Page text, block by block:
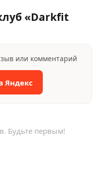
«Darkfit
или комментарий
Яндекс
Будьте первым!